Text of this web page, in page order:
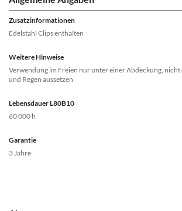
Zusatzinformationen
Edelstahl Clips enthalten
Weitere Hinweise
Verwendung im Freien nur unter einer Abdeckung,
und Regen aussetzen
Lebensdauer L80B10
60 000 h
Garantie
3 Jahre